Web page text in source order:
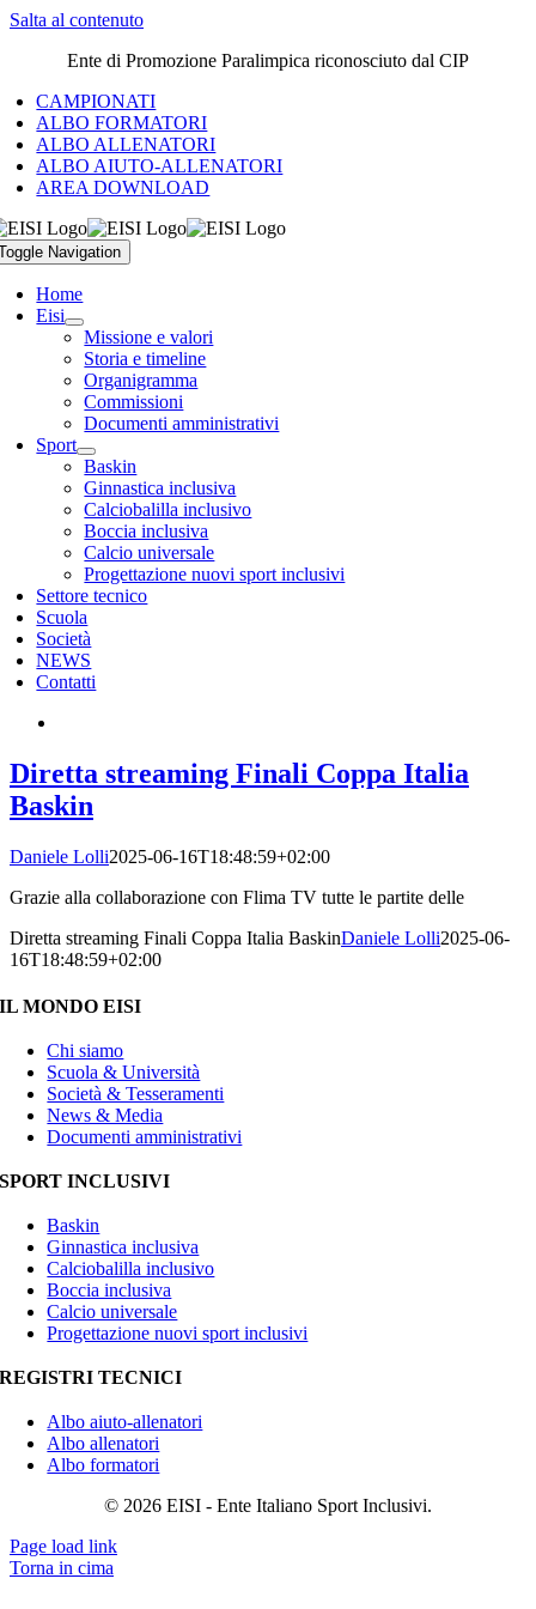
Salta al contenuto
Ente di Promozione Paralimpica riconosciuto dal CIP
CAMPIONATI
ALBO FORMATORI
ALBO ALLENATORI
ALBO AIUTO-ALLENATORI
AREA DOWNLOAD
Navigation
Home
Eisi
Missione e valori
Storia e timeline
Organigramma
Commissioni
Documenti amministrativi
Sport
Baskin
Ginnastica inclusiva
Calciobalilla inclusivo
Boccia inclusiva
Calcio universale
Progettazione nuovi sport inclusivi
Settore tecnico
Scuola
Società
NEWS
Contatti
Diretta streaming Finali Coppa Italia
Baskin
Daniele Lolli2025-06-16T18:48:59+02:00
Grazie alla collaborazione con Flima TV tutte le partite delle
Diretta streaming Finali Coppa Italia BaskinDaniele Lolli2025-06-
16T18:48:59+02:00
IL MONDO EISI
Chi siamo
Scuola & Università
Società & Tesseramenti
News & Media
Documenti amministrativi
SPORT INCLUSIVI
Baskin
Ginnastica inclusiva
Calciobalilla inclusivo
Boccia inclusiva
Calcio universale
Progettazione nuovi sport inclusivi
REGISTRI TECNICI
Albo aiuto-allenatori
Albo allenatori
Albo formatori
© 2026 EISI - Ente Italiano Sport Inclusivi.
Page load link
Torna in cima